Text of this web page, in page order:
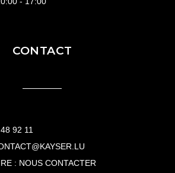
CONTACT
92 11
: NOUS CONTACTER